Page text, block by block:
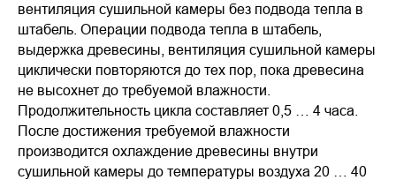
вентиляция сушильной камеры без подвода тепла в
штабель. Операции подвода тепла в штабель,
выдержка древесины, вентиляция сушильной камеры
циклически повторяются до тех пор, пока древесина
не высохнет до требуемой влажности.
Продолжительность цикла составляет 0,5 … 4 часа.
После достижения требуемой влажности
производится охлаждение древесины внутри
сушильной камеры до температуры воздуха 20 … 40